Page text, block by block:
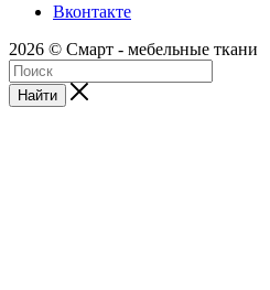
Вконтакте
2026 © Смарт - мебельные ткани
Найти